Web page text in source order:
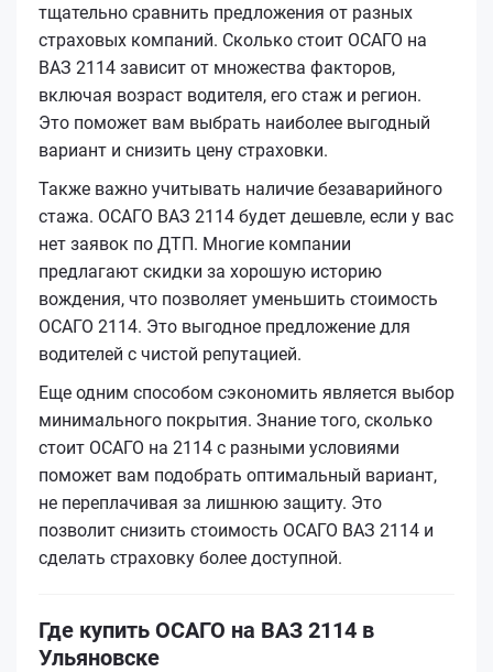
тщательно сравнить предложения от разных
страховых компаний. Сколько стоит ОСАГО на
ВАЗ 2114 зависит от множества факторов,
включая возраст водителя, его стаж и регион.
Это поможет вам выбрать наиболее выгодный
вариант и снизить цену страховки.
Также важно учитывать наличие безаварийного
стажа. ОСАГО ВАЗ 2114 будет дешевле, если у вас
нет заявок по ДТП. Многие компании
предлагают скидки за хорошую историю
вождения, что позволяет уменьшить стоимость
ОСАГО 2114. Это выгодное предложение для
водителей с чистой репутацией.
Еще одним способом сэкономить является выбор
минимального покрытия. Знание того, сколько
стоит ОСАГО на 2114 с разными условиями
поможет вам подобрать оптимальный вариант,
не переплачивая за лишнюю защиту. Это
позволит снизить стоимость ОСАГО ВАЗ 2114 и
сделать страховку более доступной.
Где купить ОСАГО на ВАЗ 2114 в
Ульяновске